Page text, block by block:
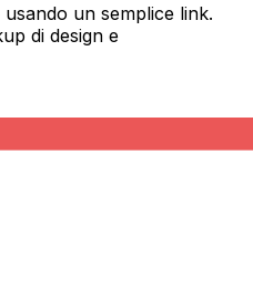
un semplice link.
di design e